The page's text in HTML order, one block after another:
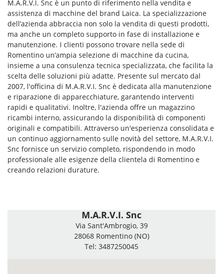
M.A.R.V.I. Snc è un punto di riferimento nella vendita e
assistenza di macchine del brand Laica. La specializzazione
dell’azienda abbraccia non solo la vendita di questi prodotti,
ma anche un completo supporto in fase di installazione e
manutenzione. I clienti possono trovare nella sede di
Romentino un’ampia selezione di macchine da cucina,
insieme a una consulenza tecnica specializzata, che facilita la
scelta delle soluzioni più adatte. Presente sul mercato dal
2007, l'officina di M.A.R.V.I. Snc è dedicata alla manutenzione
e riparazione di apparecchiature, garantendo interventi
rapidi e qualitativi. Inoltre, l'azienda offre un magazzino
ricambi interno, assicurando la disponibilità di componenti
originali e compatibili. Attraverso un'esperienza consolidata e
un continuo aggiornamento sulle novità del settore, M.A.R.V.I.
Snc fornisce un servizio completo, rispondendo in modo
professionale alle esigenze della clientela di Romentino e
creando relazioni durature.
M.A.R.V.I. Snc
Via Sant'Ambrogio, 39
28068 Romentino (NO)
Tel: 3487250045